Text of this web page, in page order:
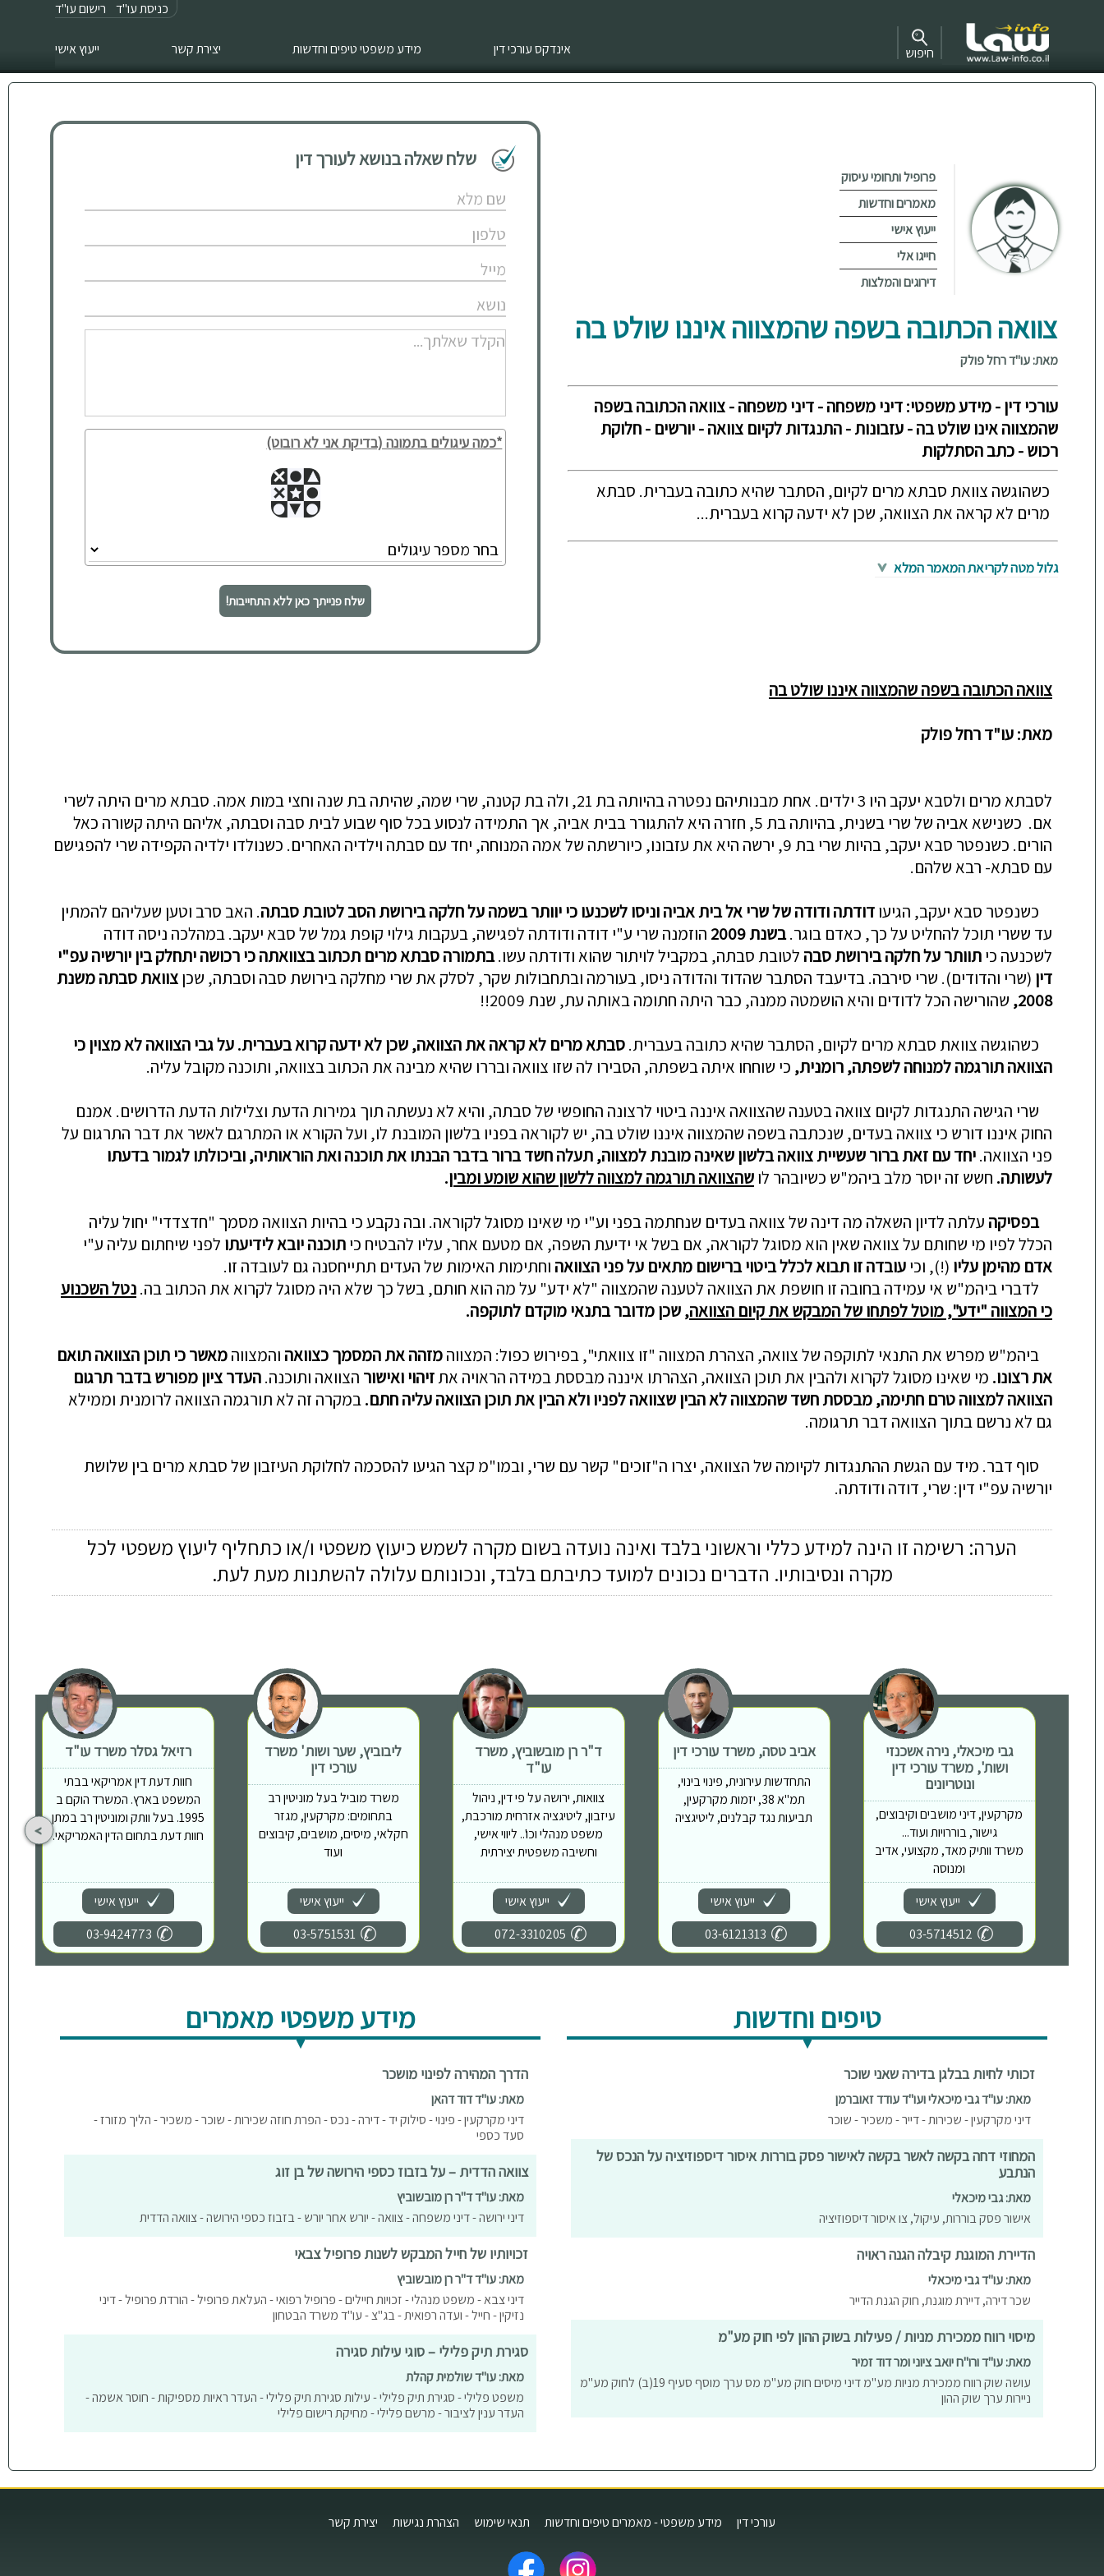
כניסת עו"ד רישום עו"ד
אינדקס עורכי דין מידע משפטי טיפים וחדשות יצירת קשר ייעוץ אישי חיפוש
פרופיל ותחומי עיסוק
מאמרים וחדשות
ייעוץ אישי
חייגו אלי
דירוגים והמלצות
צוואה הכתובה בשפה שהמצווה איננו שולט בה
מאת: עו"ד רחל פולק
עורכי דין - מידע משפטי: דיני משפחה - דיני משפחה - צוואה הכתובה בשפה
שהמצווה אינו שולט בה - עזבונות - התנגדות לקיום צוואה - יורשים - חלוקת
רכוש - כתב הסתלקות
כשהוגשה צוואת סבתא מרים לקיום, הסתבר שהיא כתובה בעברית. סבתא
מרים לא קראה את הצוואה, שכן לא ידעה קרוא בעברית...
גלול מטה לקריאת המאמר המלא
שלח שאלה בנושא לעורך דין
*כמה עיגולים בתמונה (בדיקת אני לא רובוט)
שלח פנייתך כאן ללא התחייבות!
צוואה הכתובה בשפה שהמצווה איננו שולט בה
מאת:עו"ד רחל פולק
לסבתא מרים ולסבא יעקב היו 3 ילדים. אחת מבנותיהם נפטרה בהיותה בת 21, ולה בת קטנה, שרי שמה, שהיתה בת שנה וחצי במות אמה. סבתא מרים היתה לשרי
אם. כשנישא אביה של שרי בשנית, בהיותה בת 5, חזרה היא להתגורר בבית אביה, אך התמידה לנסוע בכל סוף שבוע לבית סבה וסבתה, אליהם היתה קשורה כאל
הורים. כשנפטר סבא יעקב, בהיות שרי בת 9, ירשה היא את עזבונו, כיורשתה של אמה המנוחה, יחד עם סבתה וילדיה האחרים. כשנולדו ילדיה הקפידה שרי להפגישם
עם סבתא- רבא שלהם.
כשנפטר סבא יעקב, הגיעודודתה ודודהשל שריאל בית אביה וניסו לשכנעו כי יוותר בשמה על חלקה בירושת הסב לטובת סבתה. האב סרב וטען שעליהם להמתין
עד ששרי תוכל להחליט על כך, כאדם בוגר.בשנת 2009
הוזמנה שרי ע"י דודה ודודתה לפגישה, בעקבות גילוי קופת גמל של סבא יעקב. במהלכה ניסה דודה
לשכנעה כיתוותר על חלקה בירושת סבה לטובת סבתה, במקביל לויתור שהוא ודודתה עשו.בתמורה סבתא מרים תכתוב בצוואתה כי רכושה יתחלק ביןיורשיה עפ"י
דין (שרי והדודים). שרי סירבה. בדיעבד הסתבר שהדוד והדודה ניסו, בעורמה ובתחבולות שקר, לסלק את שרי מחלקה בירושת סבה וסבתה, שכןצוואת סבתה משנת
2008, שהורישה הכל לדודים והיא הושמטה ממנה, כבר היתה חתומה באותה עת, שנת 2009!!
כשהוגשה צוואת סבתא מרים לקיום, הסתבר שהיא כתובה בעברית.סבתא מרים לא קראה את הצוואה, שכן לא ידעה קרוא בעברית. על גבי הצוואה לא מצוין כי
הצוואה תורגמה למנוחה לשפתה, רומנית, כי שוחחו איתה בשפתה, הסבירו לה שזו צוואה ובררו שהיא מבינה את הכתוב בצוואה, ותוכנה מקובל עליה.
שרי הגישה התנגדות לקיום צוואה בטענה שהצוואה איננה ביטוי לרצונה החופשי של סבתה, והיא לא נעשתה תוך גמירות הדעת וצלילות הדעת הדרושים. אמנם
החוק איננו דורש כי צוואה בעדים, שנכתבה בשפה שהמצווה איננו שולט בה, יש לקוראה בפניו בלשון המובנת לו, ועל הקורא או המתרגם לאשר את דבר התרגום על
פני הצוואה.יחד עם זאת ברור שעשיית צוואה בלשון שאינה מובנת למצווה, תעלה חשד ברור בדבר הבנתו את תוכנה ואת הוראותיה,וביכולתו לגמור בדעתו
לעשותה. חשש זה יוסר מלב ביהמ"ש כשיובהר לושהצוואה תורגמה למצווה ללשון שהוא שומע ומבין.
בפסיקה עלתה לדיון השאלה מה דינה של צוואה בעדים שנחתמה בפני וע"י מי שאינו מסוגל לקוראה. ובה נקבע כי בהיות הצוואה מסמך "חדצדדי" יחול עליה
הכלל לפיו מי שחותם על צוואה שאין הוא מסוגל לקוראה, אם בשל אי ידיעת השפה, אם מטעם אחר, עליו להבטיח כיתוכנה יובא לידיעתו לפני שיחתום עליה ע"י
אדם מהימן עליו (!), וכיעובדה זו תבוא לכלל ביטוי ברישום מתאים על פני הצוואה וחתימות האימות של העדים תתייחסנה גם לעובדה זו.
לדברי ביהמ"ש אי עמידה בחובה זו חושפת את הצוואה לטענה שהמצווה "לא ידע" על מה הוא חותם, בשל כך שלא היה מסוגל לקרוא את הכתוב בה.נטל השכנוע
כי המצווה "ידע", מוטל לפתחו של המבקש את קיום הצוואה, שכן מדובר בתנאי מוקדם לתוקפה.
ביהמ"ש מפרש את התנאי לתוקפה של צוואה, הצהרת המצווה "זו צוואתי", בפירוש כפול: המצווהמזהה את המסמך כצוואה והמצווהמאשר כי תוכן הצוואה תואם
את רצונו. מי שאינו מסוגל לקרוא ולהבין את תוכן הצוואה, הצהרתו איננה מבססת במידה הראויה אתזיהוי ואישור הצוואה ותוכנה.העדר ציון מפורש בדבר תרגום
הצוואה למצווה טרם חתימה, מבססת חשד שהמצווה לאהבין שצוואה לפניו ולאהבין את תוכן הצוואה עליה חתם.במקרה זה לא תורגמה הצוואה לרומנית וממילא
גם לא נרשם בתוך הצוואה דבר תרגומה.
סוף דבר. מיד עם הגשת ההתנגדות לקיומה של הצוואה, יצרו ה"זוכים" קשר עם שרי, ובמו"מ קצר הגיעו להסכמה לחלוקת העיזבון של סבתא מרים בין שלושת
יורשיה עפ"י דין: שרי, דודה ודודתה.
הערה: רשימה זו הינה למידע כללי וראשוני בלבד ואינה נועדה בשום מקרה לשמש כיעוץ משפטי ו/או כתחליף ליעוץ משפטי לכל
מקרה ונסיבותיו. הדברים נכונים למועד כתיבתם בלבד, ונכונותם עלולה להשתנות מעת לעת.
גבי מיכאלי, נירה אשכנזי
ושות', משרד עורכי דין
ונוטריונים
מקרקעין, דיני מושבים וקיבוצים,
גישור, בוררויות ועוד...
משרד וותיק מאד, מקצועי, אדיב
ומנוסה
ייעוץ אישי
03-5714512
אביב טסה, משרד עורכי דין
התחדשות עירונית, פינוי בינוי,
תמ"א 38, יזמות מקרקעין,
תביעות נגד קבלנים, ליטיגציה
ייעוץ אישי
03-6121313
ד"ר רן מובשוביץ, משרד
עו"ד
צוואות, ירושה על פי דין, ניהול
עיזבון, ליטיגציה אזרחית מורכבת,
משפט מנהלי וכו'.. ליווי אישי,
וחשיבה משפטית יצירתית
ייעוץ אישי
072-3310205
ליבוביץ, שער ושות' משרד
עורכי דין
משרד מוביל בעל מוניטין רב
בתחומים: מקרקעין, מגזר
חקלאי, מיסים, מושבים, קיבוצים
ועוד
ייעוץ אישי
03-5751531
רזיאל גסלר משרד עו"ד
חוות דעת דין אמריקאי בבתי
המשפט בארץ. המשרד הוקם ב
1995. בעל וותק ומוניטין רב במתן
חוות דעת בתחום הדין האמריקאי.
ייעוץ אישי
03-9424773
טיפים וחדשות
זכותי לחיות בבלגן בדירה שאני שוכר
מאת: עו"ד גבי מיכאלי ועו"ד עודד זאוברמן
דיני מקרקעין - שכירות - דייר - משכיר - שוכר
המחוזי דחה בקשה לאשר בקשה לאישור פסק בוררות איסור דיספוזיציה על הנכס של
הנתבע
מאת: גבי מיכאלי
אישור פסק בוררות, עיקול, צו איסור דיספוזיציה
הדיירת המוגנת קיבלה הגנה ראויה
מאת: עו"ד גבי מיכאלי
שכר דירה, דיירת מוגנת, חוק הגנת הדייר
מיסוי רווח ממכירת מניות / פעילות בשוק ההון לפי חוק מע"מ
מאת: עו"ד ורו"ח יואב ציוני ומר דוד זמיר
עושה שוק רווח ממכירת מניות מע"מ דיני מיסים חוק מע"מ מס ערך מוסף סעיף 19(ב) לחוק מע"מ
ניירות ערך שוק ההון
מידע משפטי מאמרים
הדרך המהירה לפינוי מושכר
מאת: עו"ד דוד דהאן
דיני מקרקעין - פינוי - סילוק יד - דירה - נכס - הפרת חוזה שכירות - שוכר - משכיר - הליך מזורז -
סעד כספי
צוואה הדדית – על בזבוז כספי הירושה של בן זוג
מאת: עו"ד ד"ר רן מובשוביץ
דיני ירושה - דיני משפחה - צוואה - יורש אחר יורש - בזבוז כספי הירושה - צוואה הדדית
זכויותיו של חייל המבקש לשנות פרופיל צבאי
מאת: עו"ד ד"ר רן מובשוביץ
דיני צבא - משפט מנהלי - זכויות חיילים - פרופיל רפואי - העלאת פרופיל - הורדת פרופיל - דיני
נזיקין - חייל - ועדה רפואית - בג"צ - עו"ד משרד הבטחון
סגירת תיק פלילי – סוגי עילות סגירה
מאת: עו"ד שולמית קהלת
משפט פלילי - סגירת תיק פלילי - עילות סגירת תיק פלילי - העדר ראיות מספיקות - חוסר אשמה -
העדר ענין לציבור - מרשם פלילי - מחיקת רישום פלילי
עורכי דין מידע משפטי - מאמרים טיפים וחדשות תנאי שימוש הצהרת נגישות יצירת קשר